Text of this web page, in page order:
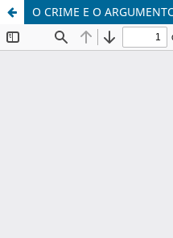
O CRIME E O